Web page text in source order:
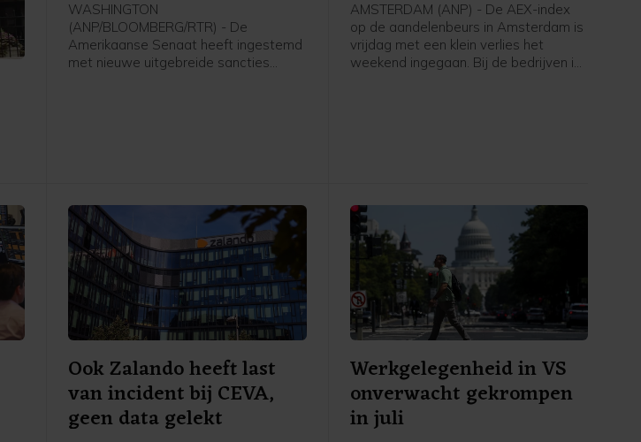
WASHINGTON
(ANP/BLOOMBERG/RTR) - De
Amerikaanse Senaat heeft ingestemd
met nieuwe uitgebreide sancties
AMSTERDAM (ANP) - De AEX-index
op de aandelenbeurs in Amsterdam is
vrijdag met een klein verlies het
weekend ingegaan. Bij de bedrijven in
belangrijke Amerikaanse
banenrapport, dat veel zwakker uitviel
dan verwacht.
Ook Zalando heeft last
van incident bij CEVA,
geen data gelekt
Werkgelegenheid in VS
onverwacht gekrompen
in juli